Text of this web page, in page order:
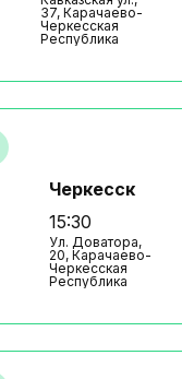
37, Карачаево-
Черкесская
Республика
Черкесск
15:30
Ул. Доватора,
20, Карачаево-
Черкесская
Республика